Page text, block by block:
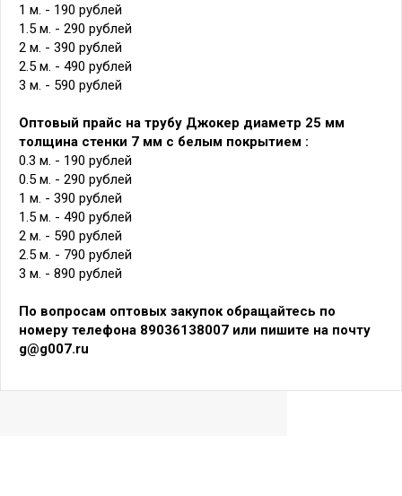
1 м. - 190 рублей
1.5 м. - 290 рублей
2 м. - 390 рублей
2.5 м. - 490 рублей
3 м. - 590 рублей
Оптовый прайс на трубу Джокер диаметр 25 мм
толщина стенки 7 мм с белым покрытием :
0.3 м. - 190 рублей
0.5 м. - 290 рублей
1 м. - 390 рублей
1.5 м. - 490 рублей
2 м. - 590 рублей
2.5 м. - 790 рублей
3 м. - 890 рублей
По вопросам оптовых закупок обращайтесь по
номеру телефона 89036138007 или пишите на почту
g@g007.ru